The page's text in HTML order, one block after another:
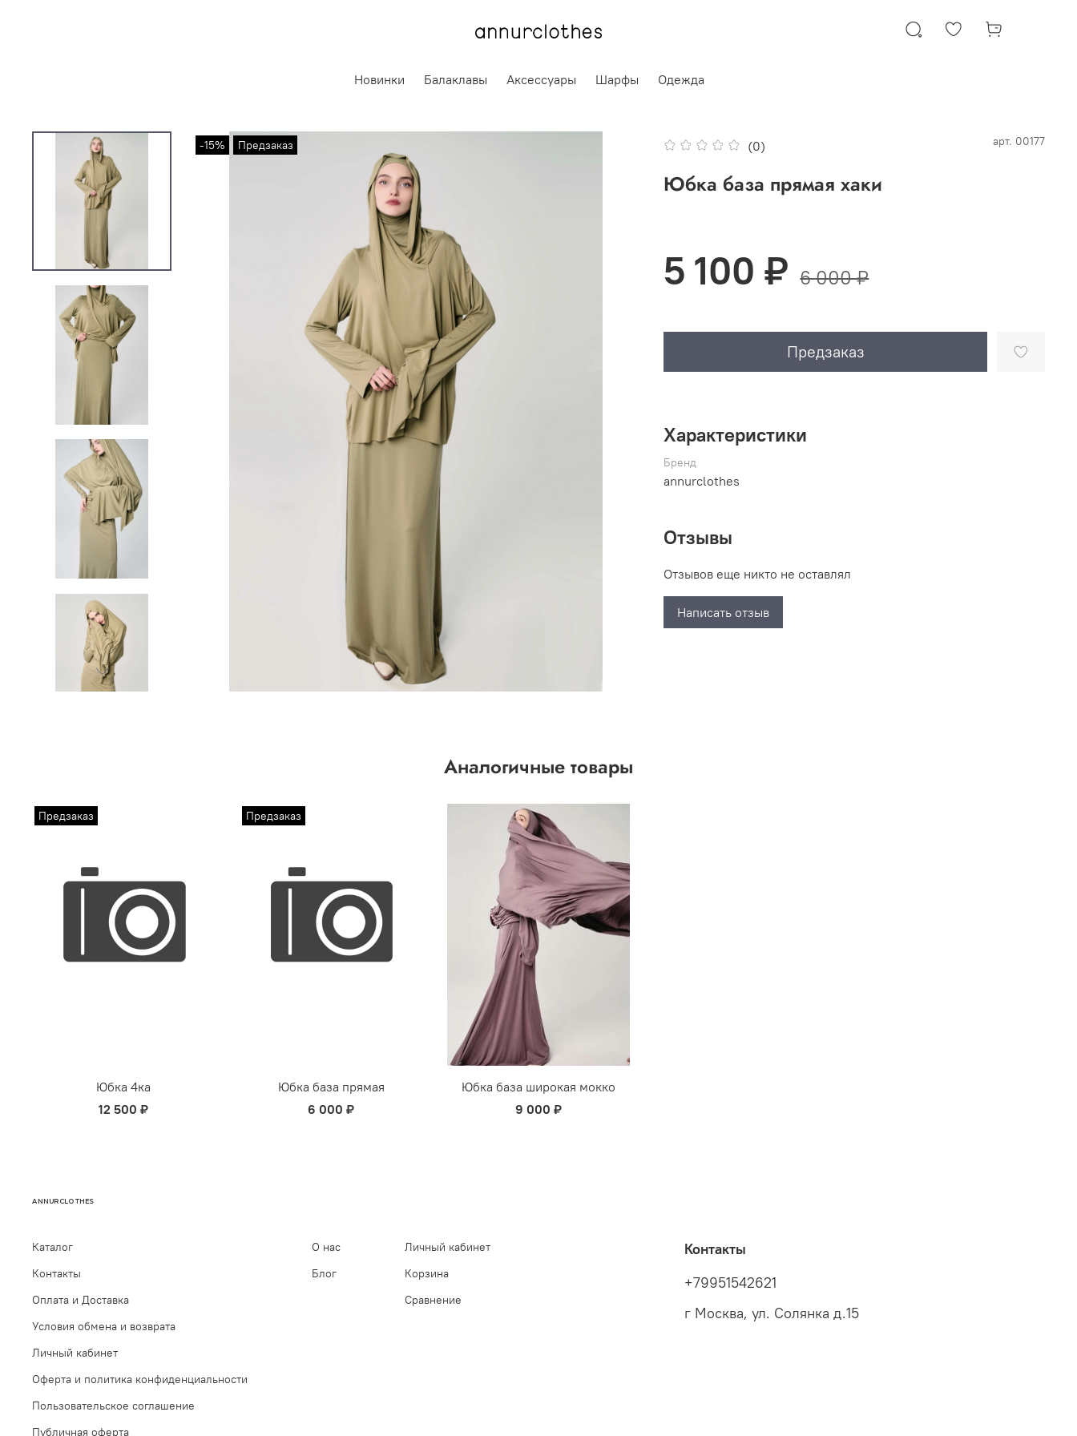
Новинки Балаклавы Аксессуары Шарфы Одежда
-15% Предзаказ (0) арт. 00177
Юбка база прямая хаки
5 100 ₽ 6 000 ₽
Предзаказ
Характеристики
Бренд
annurclothes
Отзывы
Отзывов еще никто не оставлял
Написать отзыв
Аналогичные товары
Предзаказ
Юбка 4ка
12 500 ₽
Предзаказ
Юбка база прямая
6 000 ₽
Юбка база широкая мокко
9 000 ₽
ANNURCLOTHES
Каталог
Контакты
Оплата и Доставка
Условия обмена и возврата
Личный кабинет
Оферта и политика конфиденциальности
Пользовательское соглашение
Публичная оферта
О нас
Блог
Личный кабинет
Корзина
Сравнение
Контакты
+79951542621
г Москва, ул. Солянка д.15